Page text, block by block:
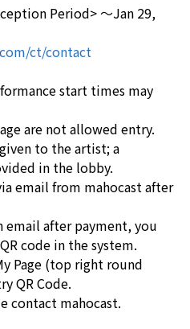
Period> ～Jan 29,
ct/contact
start times may
are not allowed entry.
to the artist; a
in the lobby.
email from mahocast after
after payment, you
code in the system.
Page (top right round
QR Code.
contact mahocast.